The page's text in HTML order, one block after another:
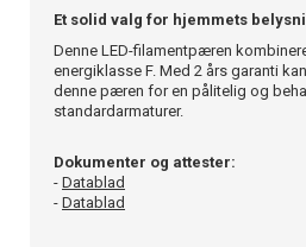
Et solid valg for hjemmets
Denne LED-filamentpæren
energiklasse F. Med 2 års garanti
denne pæren for en pålitelig og
standardarmaturer.
Dokumenter og attester:
- Datablad
- Datablad